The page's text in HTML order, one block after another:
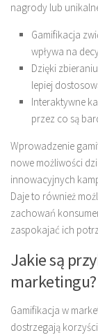
nagrody lub
Gamifikacja
wpływa na
Dzięki
lepiej
Interaktywne
przez co są
Wprowadzenie
nowe możliwości
innowacyjnych
Daje to również
zachowań
zaspokajać ich
Jakie są
marketingu?
Gamifikacja w
dostrzegają